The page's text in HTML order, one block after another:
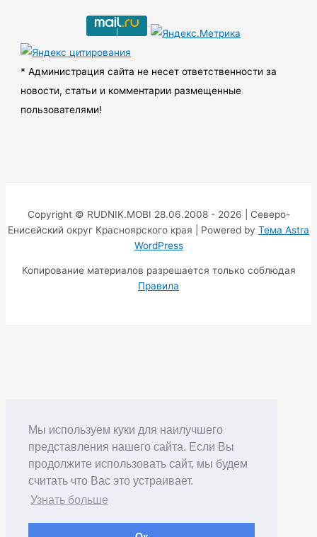
Мы используем куки для наилучшего
представления нашего сайта. Если Вы
продолжите использовать сайт, мы будем
считать что Вас это устраивает.
Узнать больше
ы
* Администрация сайта не несет ответственности за
новости, статьи и комментарии размещенные
пользователями!
Copyright © RUDNIK.MOBI 28.06.2008 - 2026 | Северо-
Енисейский округ Красноярского края | Powered by Тема Astra
WordPress
Копирование материалов разрешается только соблюдая
Правила